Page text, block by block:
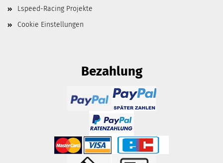
Lspeed-Racing Projekte
Cookie Einstellungen
Bezahlung